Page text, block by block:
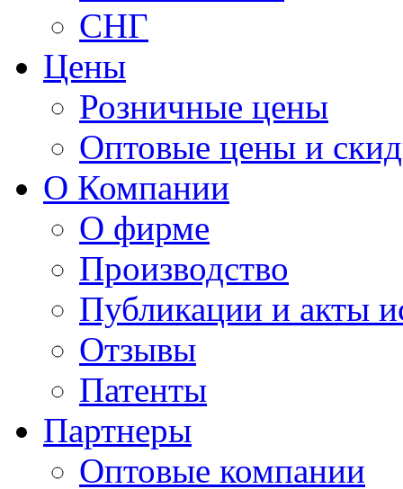
СНГ
Цены
Розничные цены
Оптовые цены и
О Компании
О фирме
Производство
Публикации и акты
Отзывы
Патенты
Партнеры
Оптовые компании